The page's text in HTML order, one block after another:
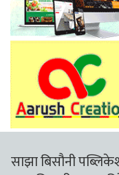
साझा बिसौनी